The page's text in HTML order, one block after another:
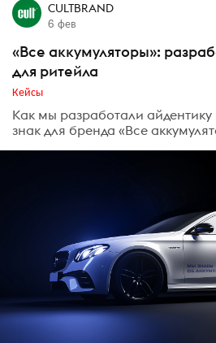
CULTBRAND
6 фев
«Все аккумуляторы»:
для ритейла
Кейсы
Как мы разработали
знак для бренда «Все